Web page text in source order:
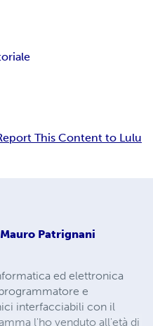
This Content to Lulu
Mauro Patrignani
ed elettronica
e
interfacciabili con il
l'ho venduto all'età di